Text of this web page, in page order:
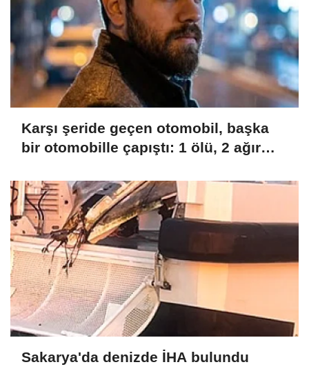
Karşı şeride geçen otomobil, başka
bir otomobille çapıştı: 1 ölü, 2 ağır
Sakarya'da denizde İHA bulundu